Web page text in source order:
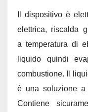
Il dispositivo è
elettrica, riscalda
a temperatura di
liquido quindi
combustione. Il
è una soluzione
Contiene